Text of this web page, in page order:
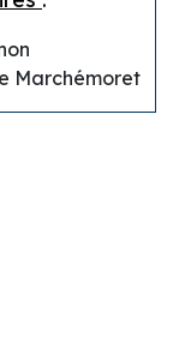
Marchémoret